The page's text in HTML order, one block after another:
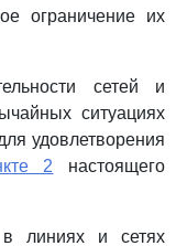
ограничение их
сетей и
ситуациях
удовлетворения
2 настоящего
в линиях и сетях